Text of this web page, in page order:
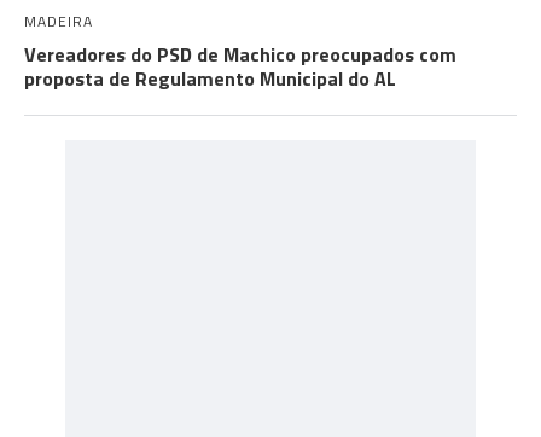
MADEIRA
Vereadores do PSD de Machico preocupados com
proposta de Regulamento Municipal do AL